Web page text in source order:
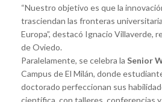
“Nuestro objetivo es que la
trasciendan las fronteras
Europa”, destacó Ignacio Villaverde,
de Oviedo.
Paralelamente, se celebra la Senior
Campus de El Milán, donde
doctorado perfeccionan sus
científica, con talleres, conferencias